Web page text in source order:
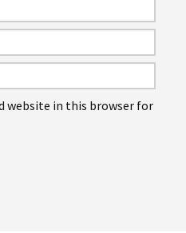
website in this browser for